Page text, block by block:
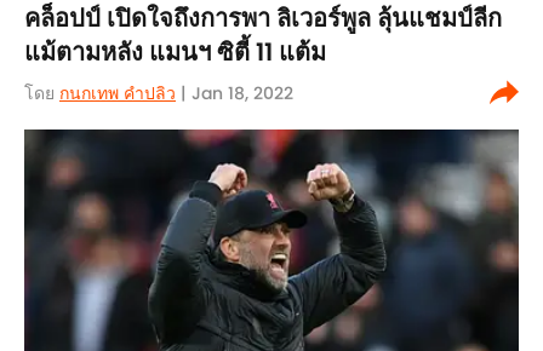
คล็อปป์ เปิดใจถึงการพา ลิเวอร์พูล ลุ้นแชมป์ลีก
แม้ตามหลัง แมนฯ ซิตี้ 11 แต้ม
โดย กนกเทพ คำปลิว | Jan 18, 2022